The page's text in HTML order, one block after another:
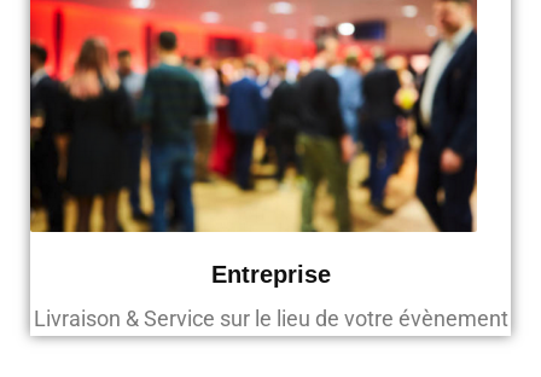
Entreprise
Livraison & Service sur le lieu de votre évènement